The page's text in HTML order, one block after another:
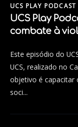
UCS PLAY PODCAST
UCS Play
combate à
Este episódio do
UCS, realizado no
objetivo é capacitar
soci...